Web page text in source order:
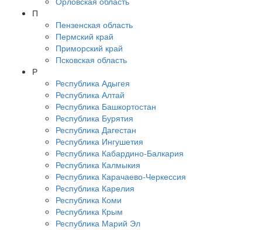
П
Пензенская область
Пермский край
Приморский край
Псковская область
Р
Республика Адыгея
Республика Алтай
Республика Башкортостан
Республика Бурятия
Республика Дагестан
Республика Ингушетия
Республика Кабардино-Балкария
Республика Калмыкия
Республика Карачаево-Черкессия
Республика Карелия
Республика Коми
Республика Крым
Республика Марий Эл